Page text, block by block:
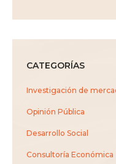
CATEGORÍAS
Investigación de
Opinión Pública
Desarrollo Social
Consultoría Económica